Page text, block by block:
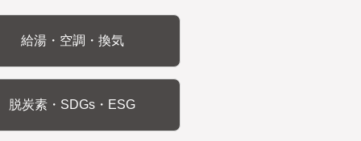
給湯・空調・換気
脱炭素・SDGs・ESG